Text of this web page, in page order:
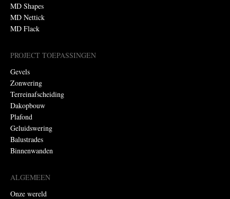
MD Shapes
MD Nettick
MD Flack
PROJECT TOEPASSINGEN
Gevels
Zonwering
Terreinafscheiding
Dakopbouw
Plafond
Geluidswering
Balustrades
Binnenwanden
ALGEMEEN
Onze wereld